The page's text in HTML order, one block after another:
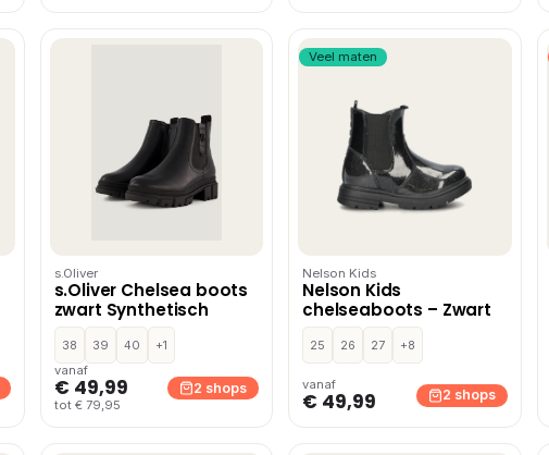
s.Oliver
s.Oliver Chelsea boots
zwart Synthetisch
38 39 40
+1
vanaf
€ 49,99
tot € 79,95
2 shops
Veel maten
Nelson Kids
Nelson Kids
chelseaboots – Zwart
25 26 27 +8
vanaf
€ 49,99 2 shops